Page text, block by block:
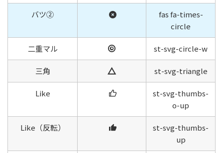
バツ②
fas fa-times-
circle
二重マル st-svg-circle-w
三角 st-svg-triangle
Like
st-svg-thumbs-
o-up
Like（反転）
st-svg-thumbs-
up